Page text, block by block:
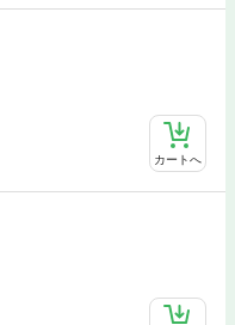
カートへ